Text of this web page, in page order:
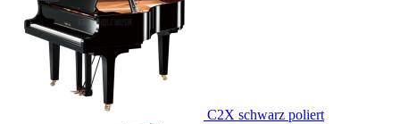
C2X schwarz poliert